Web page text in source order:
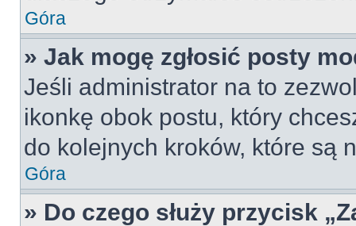
Góra
» Jak mogę zgłosić posty
Jeśli administrator na to
ikonkę obok postu, który
do kolejnych kroków, które są
Góra
» Do czego służy przycisk